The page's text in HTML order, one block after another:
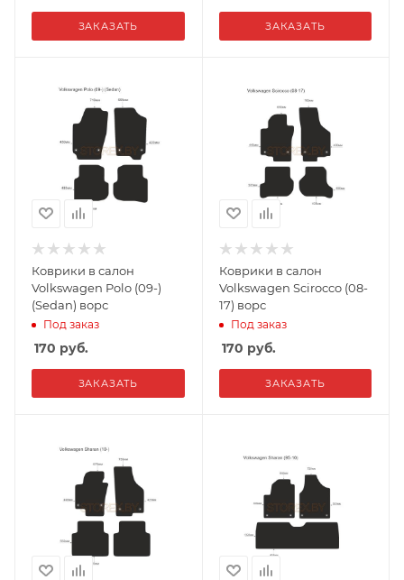
ЗАКАЗАТЬ ЗАКАЗАТЬ
Коврики в салон
Volkswagen Polo (09-)
(Sedan) ворс
Под заказ
170 руб.
ЗАКАЗАТЬ
Коврики в салон
Volkswagen Scirocco (08-
17) ворс
Под заказ
170 руб.
ЗАКАЗАТЬ